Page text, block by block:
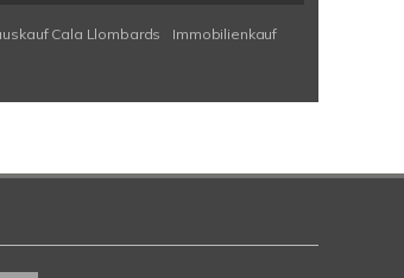
Cala Llombards
Immobilienkauf